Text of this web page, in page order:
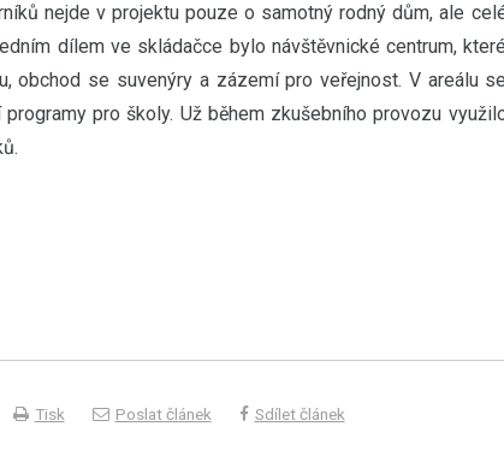
nejde v projektu pouze o samotný rodný dům, ale
dílem ve skládačce bylo návštěvnické centrum, které
obchod se suvenýry a zázemí pro veřejnost. V areálu se
pro školy. Už během zkušebního provozu
Tisk Poslat článek Sdílet článek